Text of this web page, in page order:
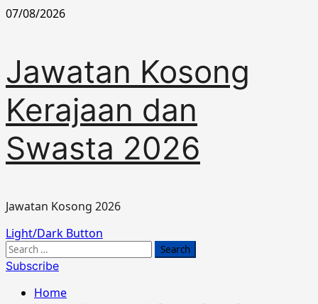
Skip
07/08/2026
Jawatan Kosong
Kerajaan dan
Swasta 2026
Jawatan Kosong 2026
Primary
Menu
Light/Dark Button
Search
for:
Subscribe
Home